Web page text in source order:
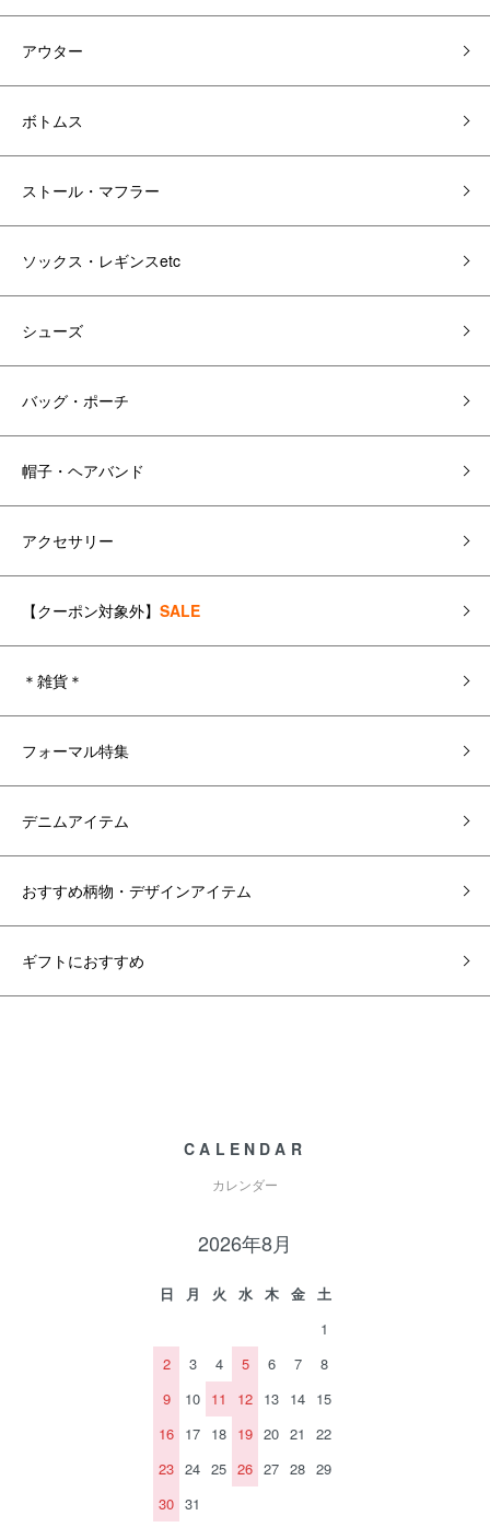
アウター
ボトムス
ストール・マフラー
ソックス・レギンスetc
シューズ
バッグ・ポーチ
帽子・ヘアバンド
アクセサリー
【クーポン対象外】 SALE
＊雑貨＊
フォーマル特集
デニムアイテム
おすすめ柄物・デザインアイテム
ギフトにおすすめ
CALENDAR
カレンダー
2026年8月
日 月 火 水 木 金
土
1
2
3 4 5 6 7
8
9
10 11 12 13 14 15
16 17 18 19 20 21
22
23 24 25 26 27 28 29
30 31